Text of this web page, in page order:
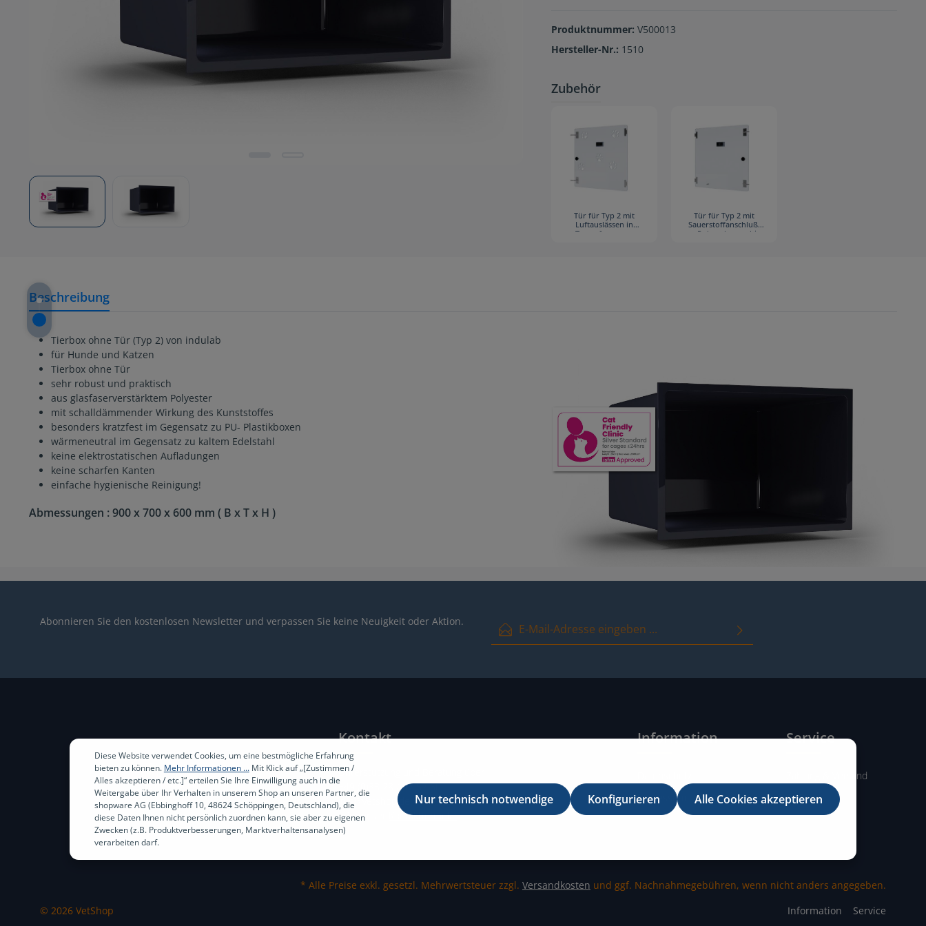
Produktnummer:V500013
Hersteller-Nr.: 1510
Zubehör
Tür für Typ 2 mit
Luftauslässen in
Tatzenform, aus
Tür für Typ 2 mit
Sauerstoffanschluß,
aus Polycarbonat, bitte
Beschreibung
Tierbox ohne Tür (Typ 2) von indulab
für Hunde und Katzen
Tierbox ohne Tür
sehr robust und praktisch
aus glasfaserverstärktem Polyester
mit schalldämmender Wirkung des Kunststoffes
besonders kratzfest im Gegensatz zu PU- Plastikboxen
wärmeneutral im Gegensatz zu kaltem Edelstahl
keine elektrostatischen Aufladungen
keine scharfen Kanten
einfache hygienische Reinigung!
Abmessungen : 900 x 700 x 600 mm ( B x T x H )
Abonnieren Sie den kostenlosen Newsletter und verpassen Sie keine Neuigkeit oder Aktion. E-Mail-Adresse*
Kontakt
Unterstützung und Beratung über
+49 (0)33 28 / 47 57 60
info@vetshop.de
oder unser
Kontaktformular
Information
Impressum
Service
Zahlung & Versand
AGB's
* Alle Preise exkl. gesetzl. Mehrwertsteuer zzgl. Versandkosten und ggf. Nachnahmegebühren, wenn nicht anders angegeben.
© 2026 VetShop
Information Service
Diese Website verwendet Cookies, um eine bestmögliche Erfahrung
bieten zu können. Mehr Informationen ...Mit Klick auf „[Zustimmen /
Alles akzeptieren / etc.]“ erteilen Sie Ihre Einwilligung auch in die
Weitergabe über Ihr Verhalten in unserem Shop an unseren Partner, die
shopware AG (Ebbinghoff 10, 48624 Schöppingen, Deutschland), die
diese Daten Ihnen nicht persönlich zuordnen kann, sie aber zu eigenen
Zwecken (z.B. Produktverbesserungen, Marktverhaltensanalysen)
verarbeiten darf.
Nur technisch notwendige Konfigurieren Alle Cookies akzeptieren